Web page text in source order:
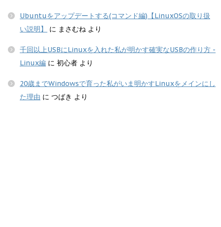
Ubuntuをアップデートする(コマンド編)【LinuxOSの取り扱
い説明】
に まさむね より
千回以上USBにLinuxを入れた私が明かす確実なUSBの作り方 -
Linux編 に 初心者 より
20歳までWindowsで育った私がいま明かすLinuxをメインにし
た理由 に つばき より